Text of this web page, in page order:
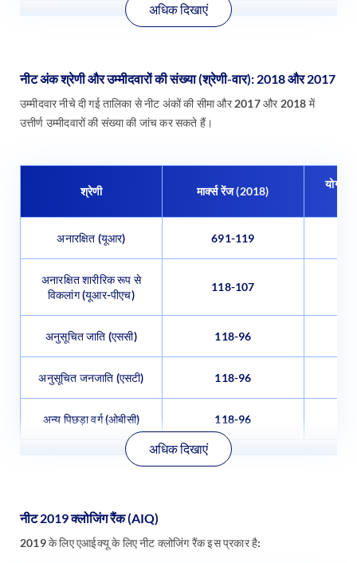
अधिक दिखाएं
नीट अंक श्रेणी और उम्मीदवारों की संख्या (श्रेणी-वार): 2018 और 2017
उम्मीदवार नीचे दी गई तालिका से नीट अंकों की सीमा और 2017 और 2018 में
उत्तीर्ण उम्मीदवारों की संख्या की जांच कर सकते हैं।
श्रेणी मार्क्स रेंज (2018)
योग्य
अनारक्षित (यूआर) 691-119
अनारक्षित शारीरिक रूप से
विकलांग (यूआर-पीएच)
118-107
अनुसूचित जाति (एससी) 118-96
अनुसूचित जनजाति (एसटी) 118-96
अन्य पिछड़ा वर्ग (ओबीसी) 118-96
अधिक दिखाएं
नीट 2019 क्लोजिंग रैंक (AIQ)
2019 के लिए एआईक्यू के लिए नीट क्लोजिंग रैंक इस प्रकार है: